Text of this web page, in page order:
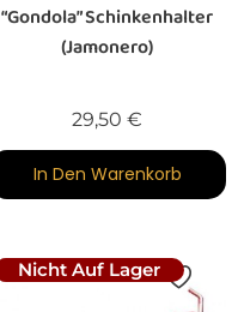
“Gondola” Schinkenhalter
(Jamonero)
29,50 €
In Den Warenkorb
Nicht Auf Lager